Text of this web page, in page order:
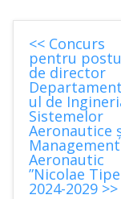
<< Concurs
pentru
de director
Departament
ul de
Sistemelor
Aeronautice
Management
Aeronautic
”Nicolae
2024-2029 >>